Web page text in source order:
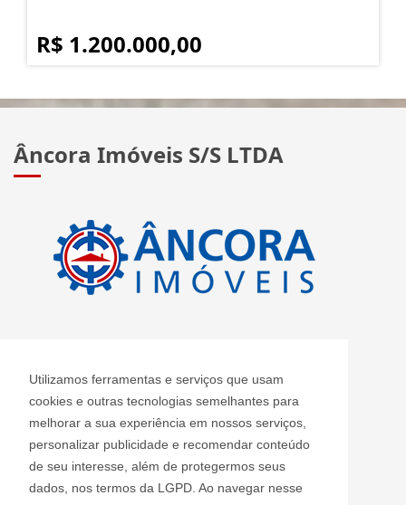
Utilizamos ferramentas e serviços que usam
cookies e outras tecnologias semelhantes para
melhorar a sua experiência em nossos serviços,
personalizar publicidade e recomendar conteúdo
de seu interesse, além de protegermos seus
dados, nos termos da LGPD. Ao navegar nesse
R$ 1.200.000,00
Âncora Imóveis S/S LTDA
Informações de Contato
Âncora Imóveis S/S LTDA - J 2420
ancoraimoveis@uol.com.br
(11) 2408-3955